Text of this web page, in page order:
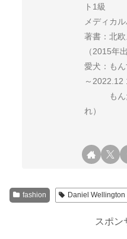
ト1級
メディカ
著書：北
（2015年
愛犬：も
～2022.12
もんた
れ）
fashion Daniel Wellington
スポン